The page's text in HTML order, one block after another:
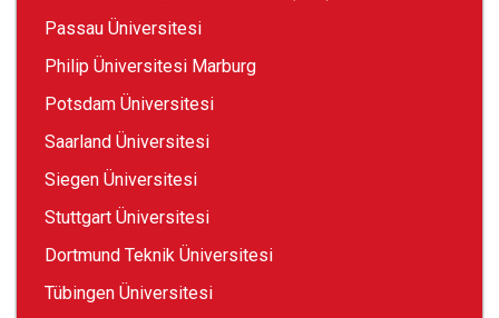
Passau Üniversitesi
Philip Üniversitesi Marburg
Potsdam Üniversitesi
Saarland Üniversitesi
Siegen Üniversitesi
Stuttgart Üniversitesi
Dortmund Teknik Üniversitesi
Tübingen Üniversitesi